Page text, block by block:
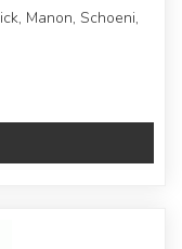
Manon, Schoeni,